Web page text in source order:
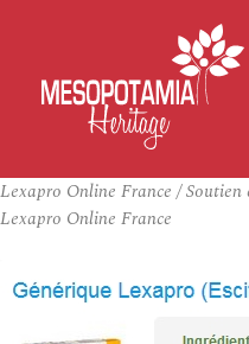
Lexapro Online France / Soutien
Lexapro Online France